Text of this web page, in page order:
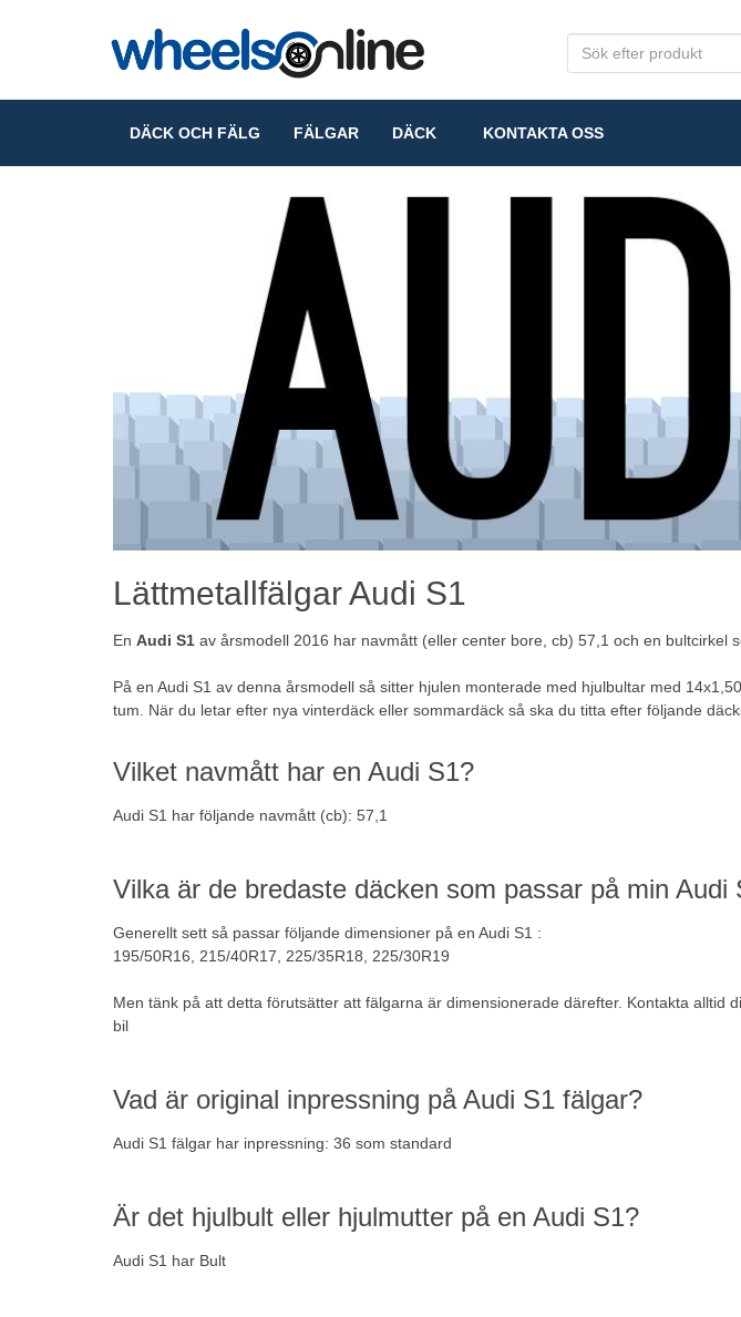
DÄCK OCH FÄLG FÄLGAR DÄCK KONTAKTA OSS
Lättmetallfälgar Audi S1
En Audi S1 av årsmodell 2016 har navmått (eller center bore, cb) 57,1 och en bultcirkel
På en Audi S1 av denna årsmodell så sitter hjulen monterade med hjulbultar med
tum. När du letar efter nya vinterdäck eller sommardäck så ska du titta efter följande
Vilket navmått har en Audi S1?
Audi S1 har följande navmått (cb): 57,1
Vilka är de bredaste däcken som passar på min Audi
Generellt sett så passar följande dimensioner på en Audi S1 :
195/50R16, 215/40R17, 225/35R18, 225/30R19
Men tänk på att detta förutsätter att fälgarna är dimensionerade därefter. Kontakta
bil
Vad är original inpressning på Audi S1 fälgar?
Audi S1 fälgar har inpressning: 36 som standard
Är det hjulbult eller hjulmutter på en Audi S1?
Audi S1 har Bult